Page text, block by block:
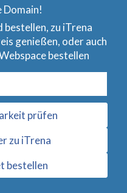
Domain!
bestellen, zu iTrena
genießen, oder auch
bestellen